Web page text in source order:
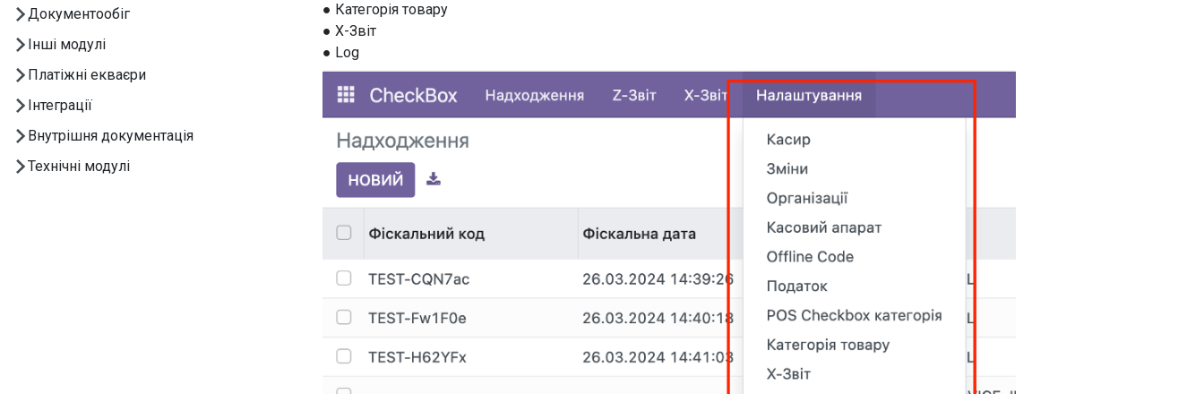
Документообіг
Інші модулі
Платіжні екваєри
Інтеграції
Внутрішня документація
Технічні модулі
● Категорія товару
● X-Звіт
● Log